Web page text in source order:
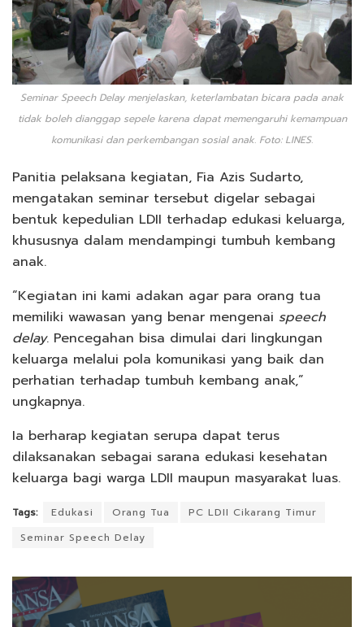
Seminar Speech Delay menjelaskan, keterlambatan bicara pada anak
tidak boleh dianggap sepele karena dapat memengaruhi kemampuan
komunikasi dan perkembangan sosial anak. Foto: LINES.
Panitia pelaksana kegiatan, Fia Azis Sudarto,
mengatakan seminar tersebut digelar sebagai
bentuk kepedulian LDII terhadap edukasi keluarga,
khususnya dalam mendampingi tumbuh kembang
anak.
“Kegiatan ini kami adakan agar para orang tua
memiliki wawasan yang benar mengenai speech
delay. Pencegahan bisa dimulai dari lingkungan
keluarga melalui pola komunikasi yang baik dan
perhatian terhadap tumbuh kembang anak,”
ungkapnya.
Ia berharap kegiatan serupa dapat terus
dilaksanakan sebagai sarana edukasi kesehatan
keluarga bagi warga LDII maupun masyarakat luas.
Tags: Edukasi Orang Tua
PC LDII Cikarang Timur
Seminar Speech Delay